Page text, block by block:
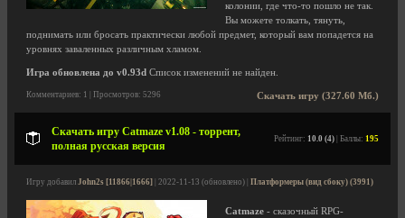
колонии, где что-то пошло не так.
Вы можете толкать, тянуть,
поднимать или бросать практически любой предмет, который вам попадется на
уровнях заваленных различным хламом.
Игра обновлена до v0.93d Список изменений не найден.
Скачать игру (327.60 Мб.)
Комментариев: 1 | Просмотров: 5296
Скачать игру Catmaze v1.08 - торрент,
полная русская версия
Рейтинг: 10.0 (4) | Баллы: 195
Игру добавил John2s [11866|1666] | 2022-11-13 (обновлено) | Платформеры (вид сбоку) (3991)
Catmaze - сказочный RPG-